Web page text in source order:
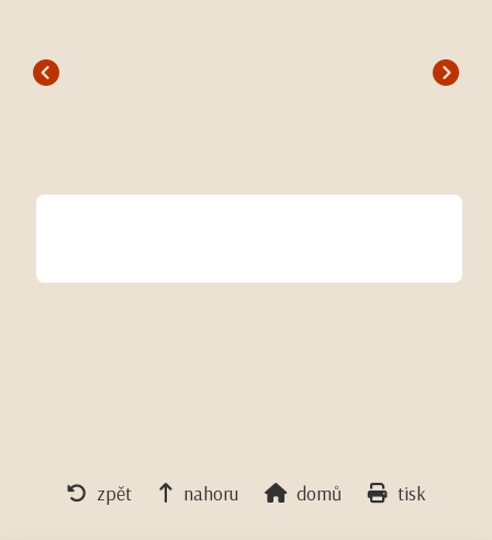
zpět nahoru domů tisk